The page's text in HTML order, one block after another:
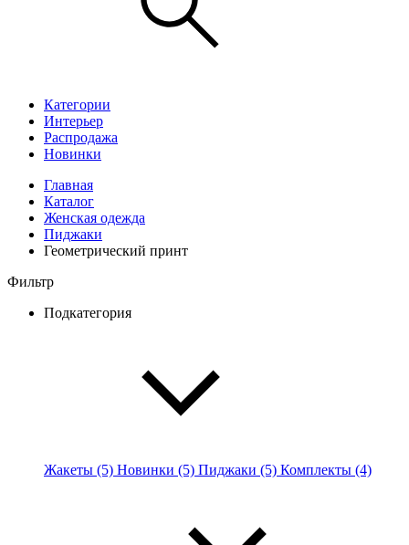
Категории
Интерьер
Распродажа
Новинки
Главная
Каталог
Женская одежда
Пиджаки
Геометрический принт
Фильтр
Подкатегория
Жакеты (5) Новинки (5) Пиджаки (5) Комплекты (4)